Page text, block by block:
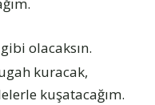
olacaksın.
kuracak,
kuşatacağım.